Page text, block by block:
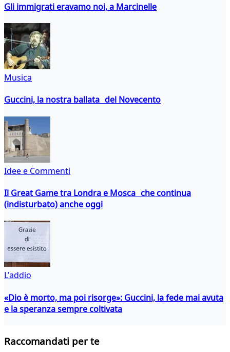
Gli immigrati eravamo noi, a Marcinelle
Musica
Guccini, la nostra ballata del Novecento
Idee e Commenti
Il Great Game tra Londra e Mosca che continua
(indisturbato) anche oggi
L'addio
«Dio è morto, ma poi risorge»: Guccini, la fede mai avuta
e la speranza sempre coltivata
Raccomandati per te